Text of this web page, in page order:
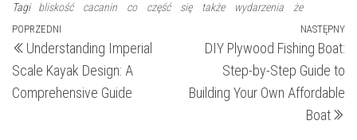
Tagi bliskość cacanin co część się także wydarzenia że
Nawigacja
wpisu
Poprzedni
wpis
POPRZEDNI
Understanding Imperial
Scale Kayak Design: A
Comprehensive Guide
NASTĘPNY
DIY Plywood Fishing Boat:
Step-by-Step Guide to
Building Your Own Affordable
Boat